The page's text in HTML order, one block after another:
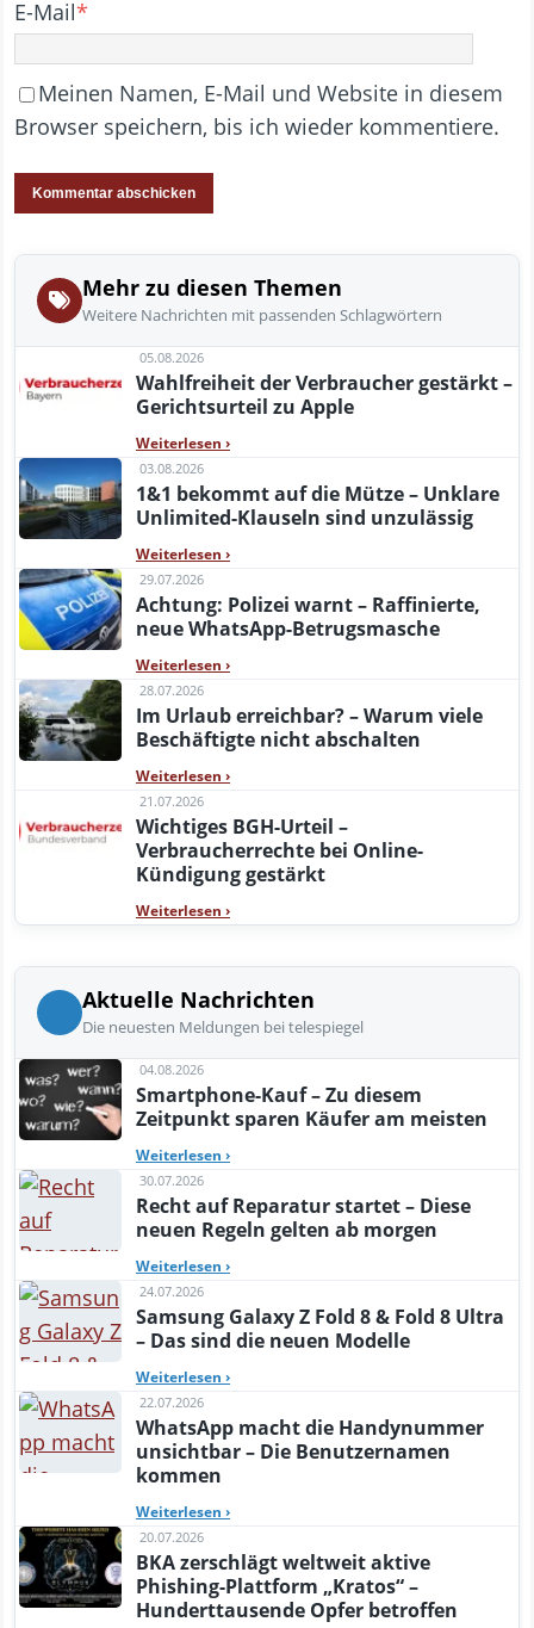
E-Mail*
Meinen Namen, E-Mail und Website in diesem
Browser speichern, bis ich wieder kommentiere.
Mehr zu diesen Themen
Weitere Nachrichten mit passenden Schlagwörtern
05.08.2026
Wahlfreiheit der Verbraucher gestärkt –
Gerichtsurteil zu Apple
Weiterlesen ›
03.08.2026
1&1 bekommt auf die Mütze – Unklare
Unlimited-Klauseln sind unzulässig
Weiterlesen ›
29.07.2026
Achtung: Polizei warnt – Raffinierte,
neue WhatsApp-Betrugsmasche
Weiterlesen ›
28.07.2026
Im Urlaub erreichbar? – Warum viele
Beschäftigte nicht abschalten
Weiterlesen ›
21.07.2026
Wichtiges BGH-Urteil –
Verbraucherrechte bei Online-
Kündigung gestärkt
Weiterlesen ›
Aktuelle Nachrichten
Die neuesten Meldungen bei telespiegel
04.08.2026
Smartphone-Kauf – Zu diesem
Zeitpunkt sparen Käufer am meisten
Weiterlesen ›
30.07.2026
Recht auf Reparatur startet – Diese
neuen Regeln gelten ab morgen
Weiterlesen ›
24.07.2026
Samsung Galaxy Z Fold 8 & Fold 8 Ultra
– Das sind die neuen Modelle
Weiterlesen ›
22.07.2026
WhatsApp macht die Handynummer
unsichtbar – Die Benutzernamen
kommen
Weiterlesen ›
20.07.2026
BKA zerschlägt weltweit aktive
Phishing-Plattform „Kratos“ –
Hunderttausende Opfer betroffen